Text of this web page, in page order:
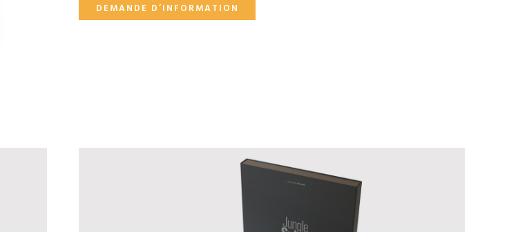
DEMANDE D’INFORMATION